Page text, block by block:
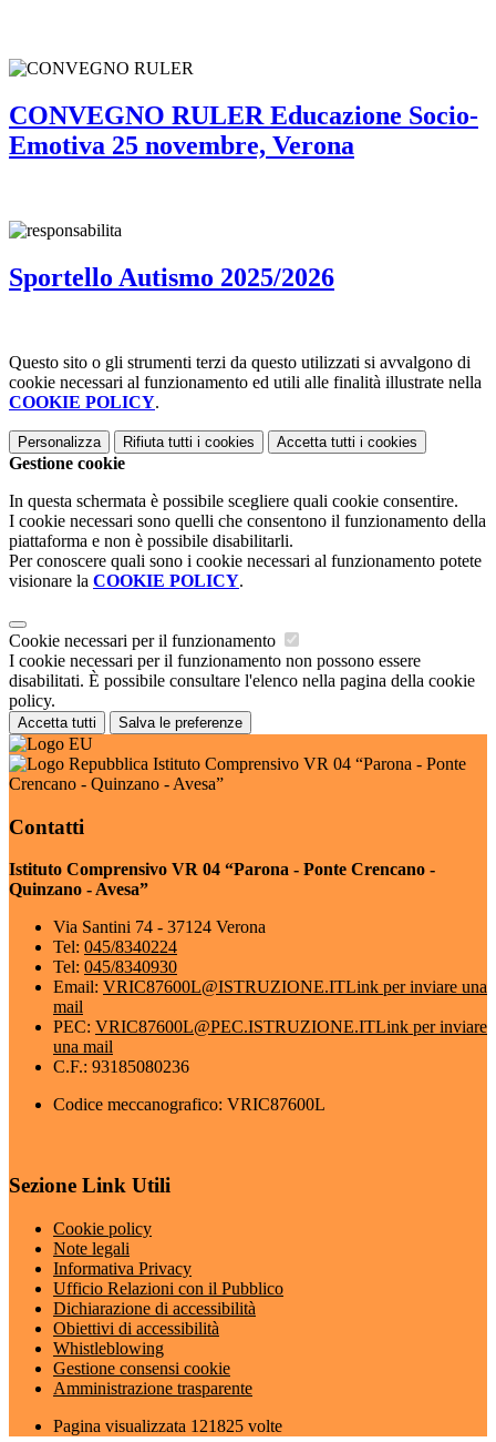
CONVEGNO RULER Educazione Socio-
Emotiva 25 novembre, Verona
Sportello Autismo 2025/2026
Questo sito o gli strumenti terzi da questo utilizzati si avvalgono di
cookie necessari al funzionamento ed utili alle finalità illustrate nella
COOKIE POLICY.
Personalizza Rifiuta tutti i cookies Accetta tutti i cookies
Gestione cookie
In questa schermata è possibile scegliere quali cookie consentire.
I cookie necessari sono quelli che consentono il funzionamento della
piattaforma e non è possibile disabilitarli.
Per conoscere quali sono i cookie necessari al funzionamento potete
visionare la COOKIE POLICY.
Cookie necessari per il funzionamento
I cookie necessari per il funzionamento non possono essere
disabilitati. È possibile consultare l'elenco nella pagina della cookie
policy.
Accetta tutti Salva le preferenze
Istituto Comprensivo VR 04 “Parona - Ponte
Crencano - Quinzano - Avesa”
Contatti
Istituto Comprensivo VR 04 “Parona - Ponte Crencano -
Quinzano - Avesa”
Via Santini 74 - 37124 Verona
Tel: 045/8340224
Tel: 045/8340930
Email: VRIC87600L@ISTRUZIONE.ITLink per inviare una
mail
PEC: VRIC87600L@PEC.ISTRUZIONE.ITLink per inviare
una mail
C.F.: 93185080236
Codice meccanografico: VRIC87600L
Sezione Link Utili
Cookie policy
Note legali
Informativa Privacy
Ufficio Relazioni con il Pubblico
Dichiarazione di accessibilità
Obiettivi di accessibilità
Whistleblowing
Gestione consensi cookie
Amministrazione trasparente
Pagina visualizzata 121825 volte